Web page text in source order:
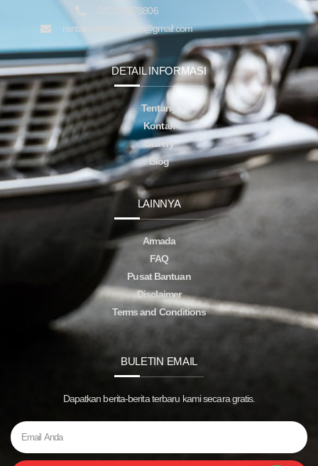
082323878806
rentalmobiltegalsupir@gmail.com
DETAIL INFORMASI
Tentang
Kontak
Gallery
Blog
LAINNYA
Armada
FAQ
Pusat Bantuan
Disclaimer
Terms and Conditions
BULETIN EMAIL
Dapatkan berita-berita terbaru kami secara gratis.